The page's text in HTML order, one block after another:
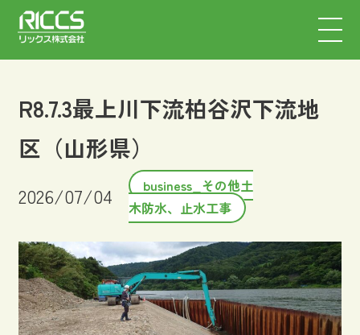
R8.7.3最上川下流柏谷沢下流地
区（山形県）
2026/07/04
business_その他土
木防水、止水工事